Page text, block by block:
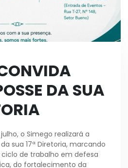
DA SUA
o Simego realizará a
sua 17ª Diretoria, marcando
de trabalho em defesa
do fortalecimento da